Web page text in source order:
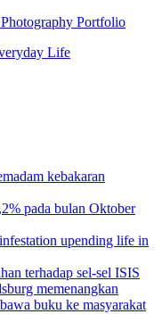
Portfolio
Life
kebakaran
pada bulan Oktober
upending life in
terhadap sel-sel ISIS
memenangkan
buku ke masyarakat